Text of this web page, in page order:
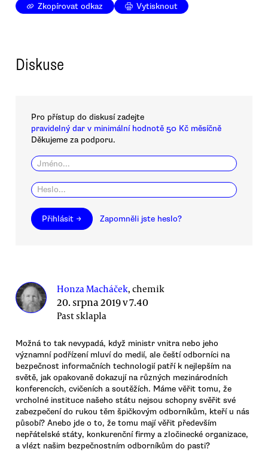
Zkopírovat odkaz Vytisknout
Diskuse
Pro přístup do diskusí zadejte
pravidelný dar v minimální hodnotě 50 Kč měsíčně
Děkujeme za podporu.
Přihlásit → Zapomněli jste heslo?
Honza Macháček, chemik
20. srpna 2019 v 7.40
Past sklapla
Možná to tak nevypadá, když ministr vnitra nebo jeho
významní podřízení mluví do medií, ale čeští odborníci na
bezpečnost informačních technologií patří k nejlepším na
světě, jak opakovaně dokazují na různých mezinárodních
konferencích, cvičeních a soutěžích. Máme věřit tomu, že
vrcholné instituce našeho státu nejsou schopny svěřit své
zabezpečení do rukou těm špičkovým odborníkům, kteří u nás
působí? Anebo jde o to, že tomu mají věřit především
nepřátelské státy, konkurenční firmy a zločinecké organizace,
a vlézt našim bezpečnostním odborníkům do pasti?